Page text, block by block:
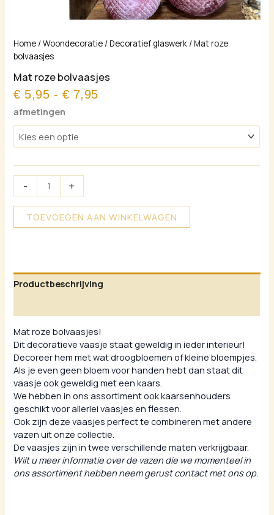
Home /Woondecoratie /Decoratief glaswerk / Mat roze
bolvaasjes
Mat roze bolvaasjes
€ 5,95 - € 7,95
Prijsklasse:
€ 7,95
afmetingen
-
Mat
roze
aantal
+
TOEVOEGEN AAN WINKELWAGEN
Productbeschrijving
Mat roze bolvaasjes!
Dit decoratieve vaasje staat geweldig in ieder interieur!
Decoreer hem met wat droogbloemen of kleine bloempjes.
Als je even geen bloem voor handen hebt dan staat dit
vaasje ook geweldig met een kaars.
We hebben in ons assortiment ook kaarsenhouders
geschikt voor allerlei vaasjes en flessen.
Ook zijn deze vaasjes perfect te combineren met andere
vazen uit onze collectie.
De vaasjes zijn in twee verschillende maten verkrijgbaar.
Wilt u meer informatie over de vazen die we momenteel in
ons assortiment hebben neem gerust contact met ons op.